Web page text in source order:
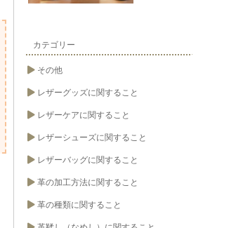
カテゴリー
その他
レザーグッズに関すること
レザーケアに関すること
レザーシューズに関すること
レザーバッグに関すること
革の加工方法に関すること
革の種類に関すること